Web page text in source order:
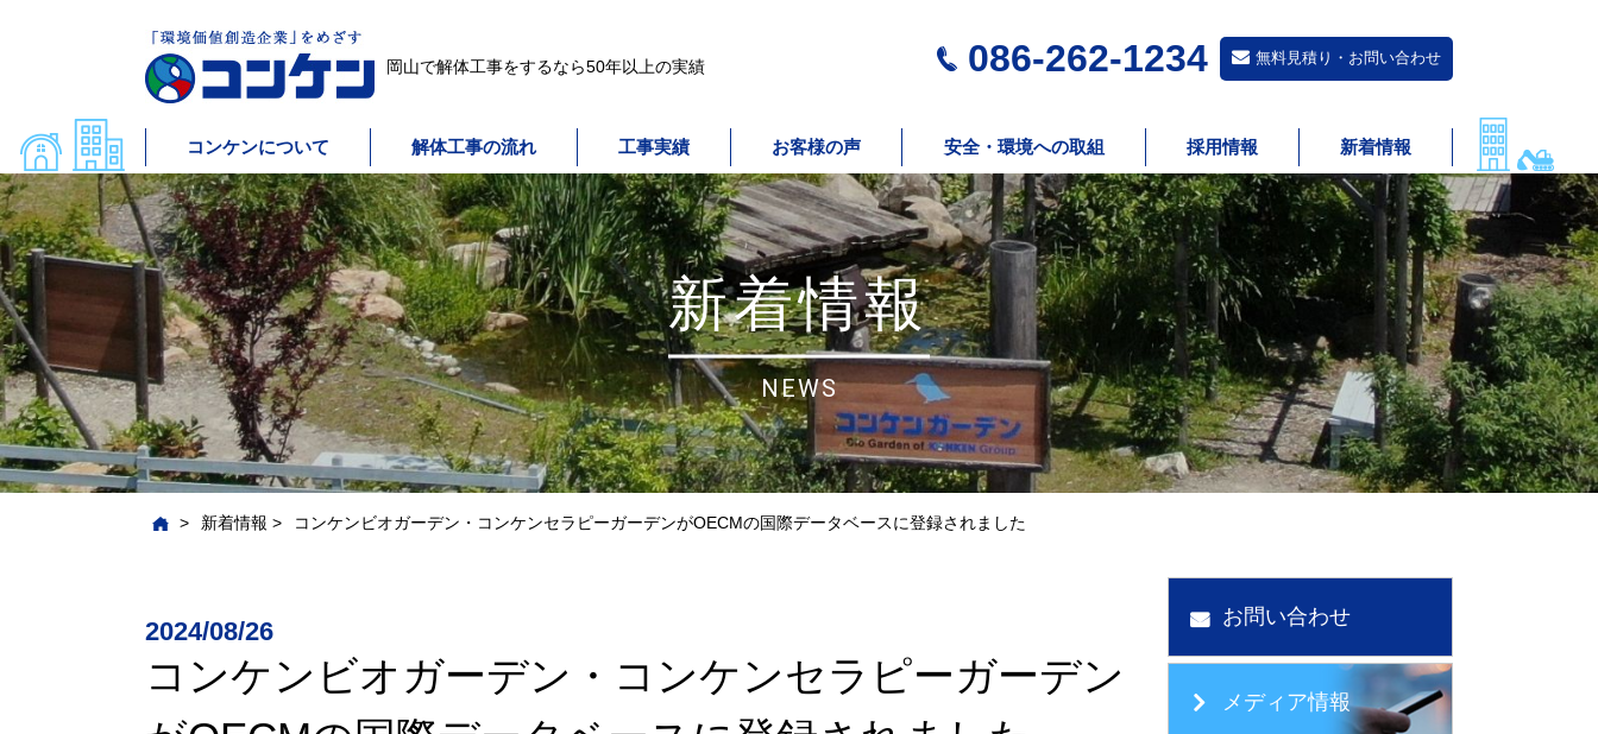
岡山で解体工事をするなら50年以上の実績 086-262-1234 無料見積り・お問い合わせ
コンケンについて 解体工事の流れ 工事実績 お客様の声 安全・環境への取組 採用情報 新着情報
新着情報
NEWS
> 新着情報 > コンケンビオガーデン・コンケンセラピーガーデンがOECMの国際データベースに登録されました
2024/08/26
コンケンビオガーデン・コンケンセラピーガーデン
お問い合わせ
メディア情報